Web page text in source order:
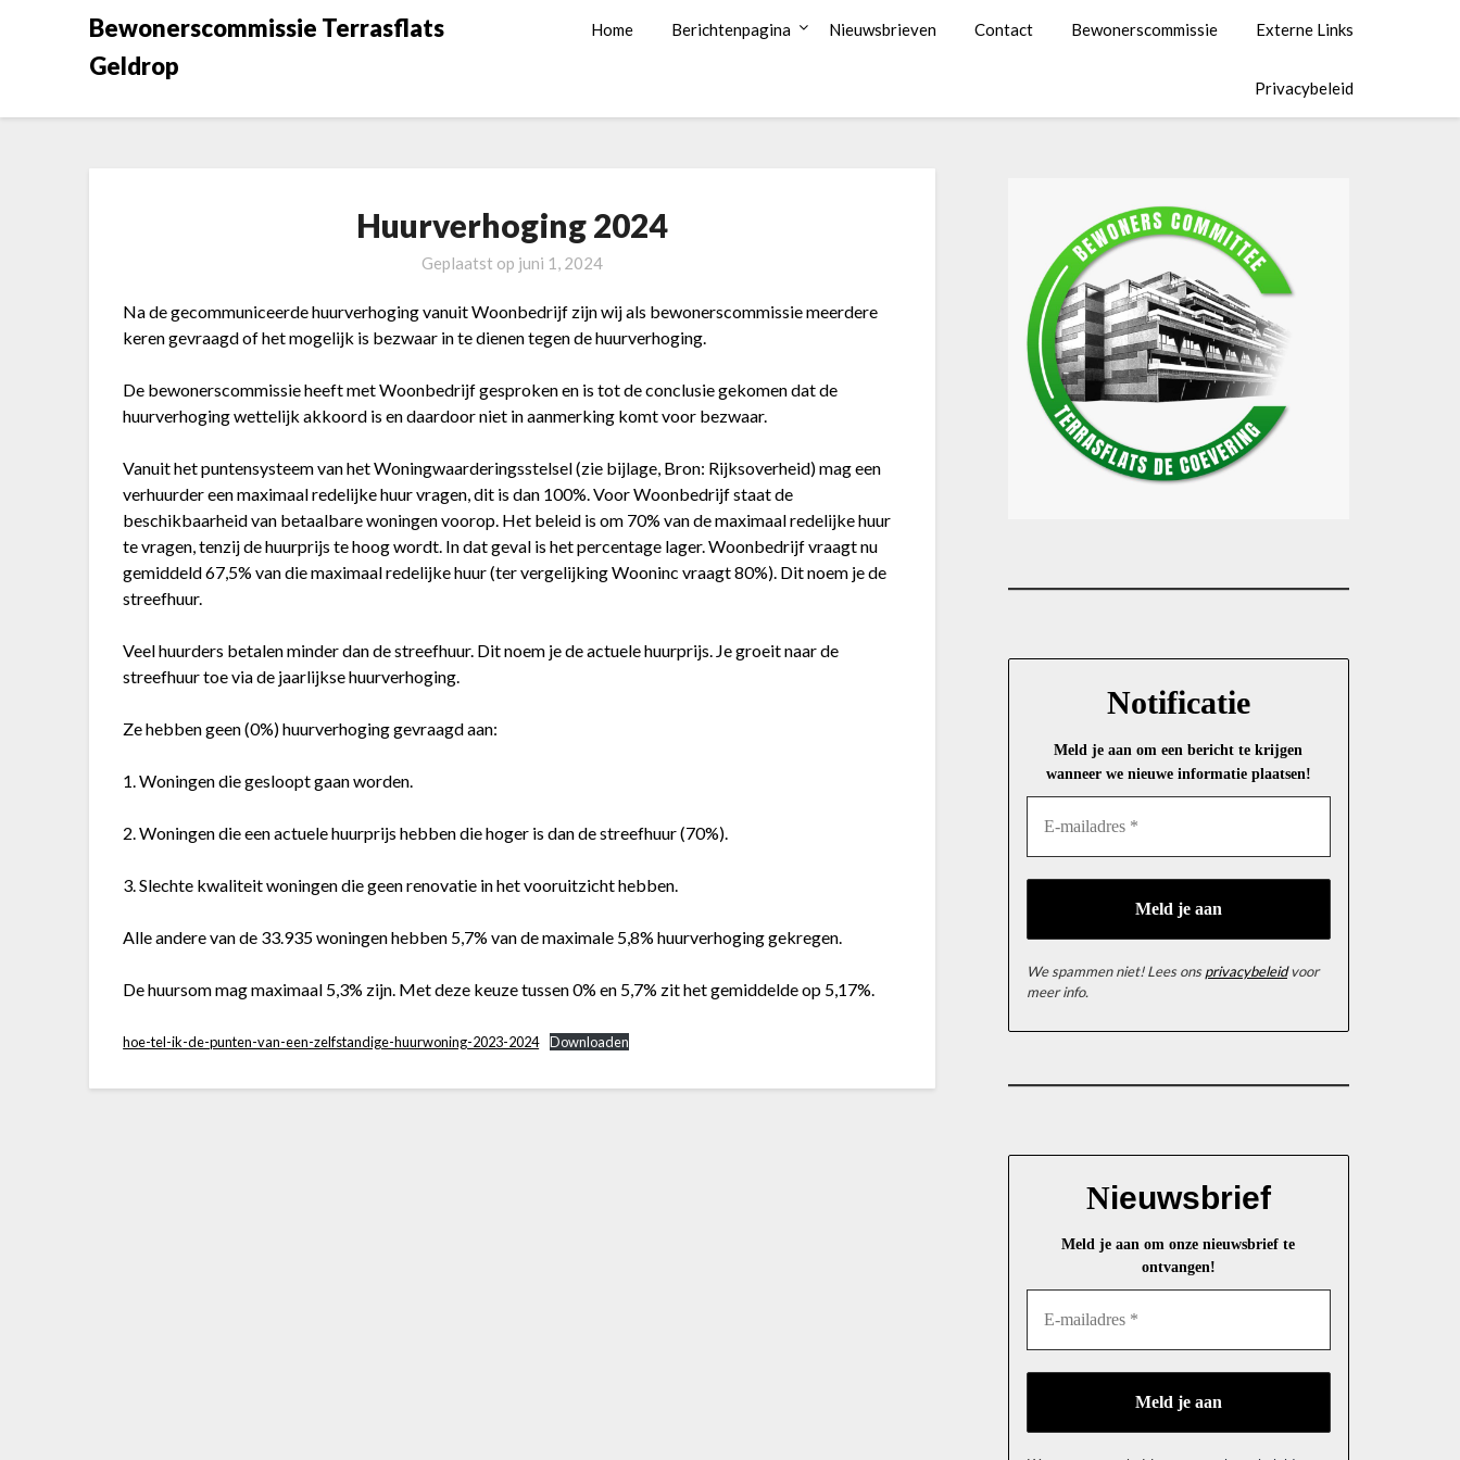
Bewonerscommissie Terrasflats
Geldrop
Home Berichtenpagina Nieuwsbrieven Contact Bewonerscommissie Externe Links
Privacybeleid
Huurverhoging 2024
Geplaatst op juni 1, 2024
Na de gecommuniceerde huurverhoging vanuit Woonbedrijf zijn wij als bewonerscommissie meerdere
keren gevraagd of het mogelijk is bezwaar in te dienen tegen de huurverhoging.
De bewonerscommissie heeft met Woonbedrijf gesproken en is tot de conclusie gekomen dat de
huurverhoging wettelijk akkoord is en daardoor niet in aanmerking komt voor bezwaar.
Vanuit het puntensysteem van het Woningwaarderingsstelsel (zie bijlage, Bron: Rijksoverheid) mag een
verhuurder een maximaal redelijke huur vragen, dit is dan 100%. Voor Woonbedrijf staat de
beschikbaarheid van betaalbare woningen voorop. Het beleid is om 70% van de maximaal redelijke huur
te vragen, tenzij de huurprijs te hoog wordt. In dat geval is het percentage lager. Woonbedrijf vraagt nu
gemiddeld 67,5% van die maximaal redelijke huur (ter vergelijking Wooninc vraagt 80%). Dit noem je de
streefhuur.
Veel huurders betalen minder dan de streefhuur. Dit noem je de actuele huurprijs. Je groeit naar de
streefhuur toe via de jaarlijkse huurverhoging.
Ze hebben geen (0%) huurverhoging gevraagd aan:
1. Woningen die gesloopt gaan worden.
2. Woningen die een actuele huurprijs hebben die hoger is dan de streefhuur (70%).
3. Slechte kwaliteit woningen die geen renovatie in het vooruitzicht hebben.
Alle andere van de 33.935 woningen hebben 5,7% van de maximale 5,8% huurverhoging gekregen.
De huursom mag maximaal 5,3% zijn. Met deze keuze tussen 0% en 5,7% zit het gemiddelde op 5,17%.
hoe-tel-ik-de-punten-van-een-zelfstandige-huurwoning-2023-2024 Downloaden
Notificatie
Meld je aan om een bericht te krijgen
wanneer we nieuwe informatie plaatsen!
We spammen niet! Lees onsprivacybeleidvoor
meer info.
Nieuwsbrief
Meld je aan om onze nieuwsbrief te
ontvangen!